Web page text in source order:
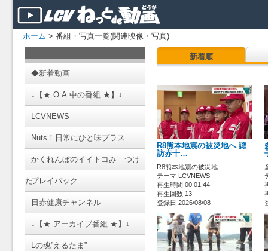
ホーム > 番組・写真一覧(関連映像・写真)
◆新着動画
↓【★ O.A.中の番組 ★】↓
LCVNEWS
Nuts！日常にひと味プラス
かくれんぼのイイトコみ―つけ
たプレイバック
日赤健康チャンネル
↓【★ アーカイブ番組 ★】↓
Lの魂”えるたま”
新着順
R8熊本地震の被災地へ 諏
訪赤十…
R8熊本地震の被災地…
テーマ LCVNEWS
再生時間 00:01:44
再生回数 13
登録日 2026/08/08